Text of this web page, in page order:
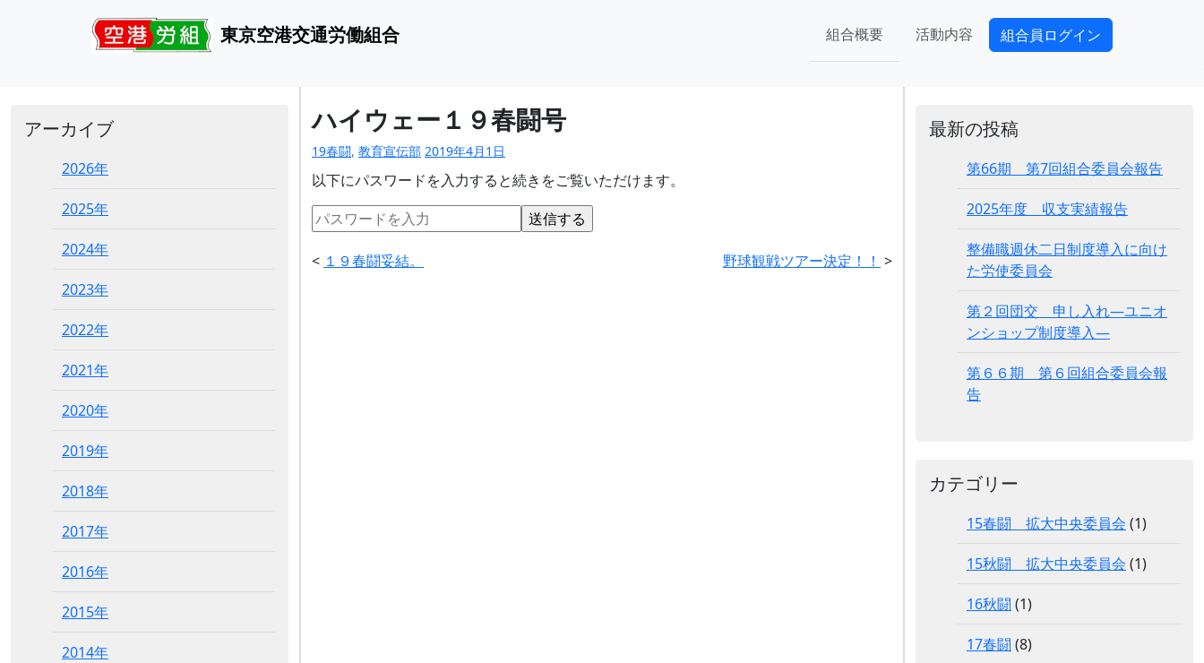
東京空港交通労働組合 組合概要 活動内容 組合員ログイン
アーカイブ
2026年
2025年
2024年
2023年
2022年
2021年
2020年
2019年
2018年
2017年
2016年
2015年
2014年
ハイウェー１９春闘号
19春闘, 教育宣伝部 2019年4月1日
以下にパスワードを入力すると続きをご覧いただけます。
< １９春闘妥結。 野球観戦ツアー決定！！ >
最新の投稿
第66期 第7回組合委員会報告
2025年度 収支実績報告
整備職週休二日制度導入に向け
た労使委員会
第２回団交 申し入れ―ユニオ
ンショップ制度導入―
第６６期 第６回組合委員会報
告
カテゴリー
15春闘 拡大中央委員会 (1)
15秋闘 拡大中央委員会 (1)
16秋闘 (1)
17春闘 (8)